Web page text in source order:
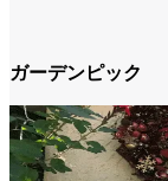
ガーデンピック